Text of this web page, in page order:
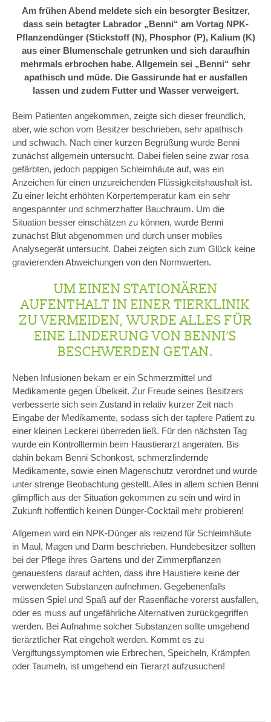
Am frühen Abend meldete sich ein besorgter Besitzer,
dass sein betagter Labrador „Benni“ am Vortag NPK-
Pflanzendünger (Stickstoff (N), Phosphor (P), Kalium (K)
aus einer Blumenschale getrunken und sich daraufhin
mehrmals erbrochen habe. Allgemein sei „Benni“ sehr
apathisch und müde. Die Gassirunde hat er ausfallen
lassen und zudem Futter und Wasser verweigert.
Beim Patienten angekommen, zeigte sich dieser freundlich,
aber, wie schon vom Besitzer beschrieben, sehr apathisch
und schwach. Nach einer kurzen Begrüßung wurde Benni
zunächst allgemein untersucht. Dabei fielen seine zwar rosa
gefärbten, jedoch pappigen Schleimhäute auf, was ein
Anzeichen für einen unzureichenden Flüssigkeitshaushalt ist.
Zu einer leicht erhöhten Körpertemperatur kam ein sehr
angespannter und schmerzhafter Bauchraum. Um die
Situation besser einschätzen zu können, wurde Benni
zunächst Blut abgenommen und durch unser mobiles
Analysegerät untersucht. Dabei zeigten sich zum Glück keine
gravierenden Abweichungen von den Normwerten.
UM EINEN STATIONÄREN
AUFENTHALT IN EINER TIERKLINIK
ZU VERMEIDEN, WURDE ALLES FÜR
EINE LINDERUNG VON BENNI’S
BESCHWERDEN GETAN.
Neben Infusionen bekam er ein Schmerzmittel und
Medikamente gegen Übelkeit. Zur Freude seines Besitzers
verbesserte sich sein Zustand in relativ kurzer Zeit nach
Eingabe der Medikamente, sodass sich der tapfere Patient zu
einer kleinen Leckerei überreden ließ. Für den nächsten Tag
wurde ein Kontrolltermin beim Haustierarzt angeraten. Bis
dahin bekam Benni Schonkost, schmerzlindernde
Medikamente, sowie einen Magenschutz verordnet und wurde
unter strenge Beobachtung gestellt. Alles in allem schien Benni
glimpflich aus der Situation gekommen zu sein und wird in
Zukunft hoffentlich keinen Dünger-Cocktail mehr probieren!
Allgemein wird ein NPK-Dünger als reizend für Schleimhäute
in Maul, Magen und Darm beschrieben. Hundebesitzer sollten
bei der Pflege ihres Gartens und der Zimmerpflanzen
genauestens darauf achten, dass ihre Haustiere keine der
verwendeten Substanzen aufnehmen. Gegebenenfalls
müssen Spiel und Spaß auf der Rasenfläche vorerst ausfallen,
oder es muss auf ungefährliche Alternativen zurückgegriffen
werden. Bei Aufnahme solcher Substanzen sollte umgehend
tierärztlicher Rat eingeholt werden. Kommt es zu
Vergiftungssymptomen wie Erbrechen, Speicheln, Krämpfen
oder Taumeln, ist umgehend ein Tierarzt aufzusuchen!